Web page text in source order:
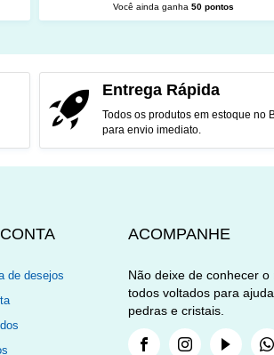
Você ainda ganha 50 pontos
Entrega Rápida
Todos os produtos em estoque no
para envio imediato.
de desejos
ACOMPANHE
Não deixe de conhecer o
todos voltados para
pedras e cristais.
FacebookInstagram